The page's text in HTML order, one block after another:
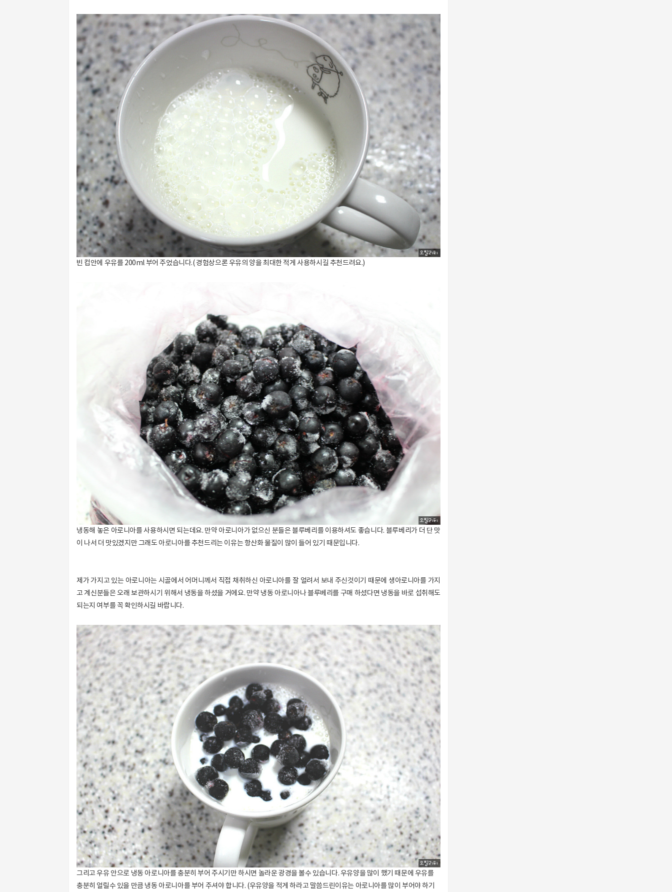
빈 컵안에 우유를 200ml 부어 주었습니다.( 경험상으론 우유의 양을 최대한 적게 사용하시길 추천드려요.)
냉동해 놓은 아로니아를 사용하시면 되는데요. 만약 아로니아가 없으신 분들은 블루베리를 이용하셔도 좋습니다. 블루베리가 더 단 맛
이 나서 더 맛있겠지만 그래도 아로니아를 추천드리는 이유는 항산화 물질이 많이 들어 있기 때문입니다.
제가 가지고 있는 아로니아는 시골에서 어머니께서 직접 채취하신 아로니아를 잘 얼려서 보내 주신것이기 때문에 생아로니아를 가지
고 계신분들은 오래 보관하시기 위해서 냉동을 하셨을 거에요. 만약 냉동 아로니아나 블루베리를 구매 하셨다면 냉동을 바로 섭취해도
되는지 여부를 꼭 확인하시길 바랍니다.
그리고 우유 안으로 냉동 아로니아를 충분히 부어 주시기만 하시면 놀라운 광경을 볼수 있습니다. 우유양을 많이 했기 때문에 우유를
충분히 얼릴수 있을 만큼 냉동 아로니아를 부어 주셔야 합니다. (우유양을 적게 하라고 말씀드린이유는 아로니아를 많이 부어야 하기